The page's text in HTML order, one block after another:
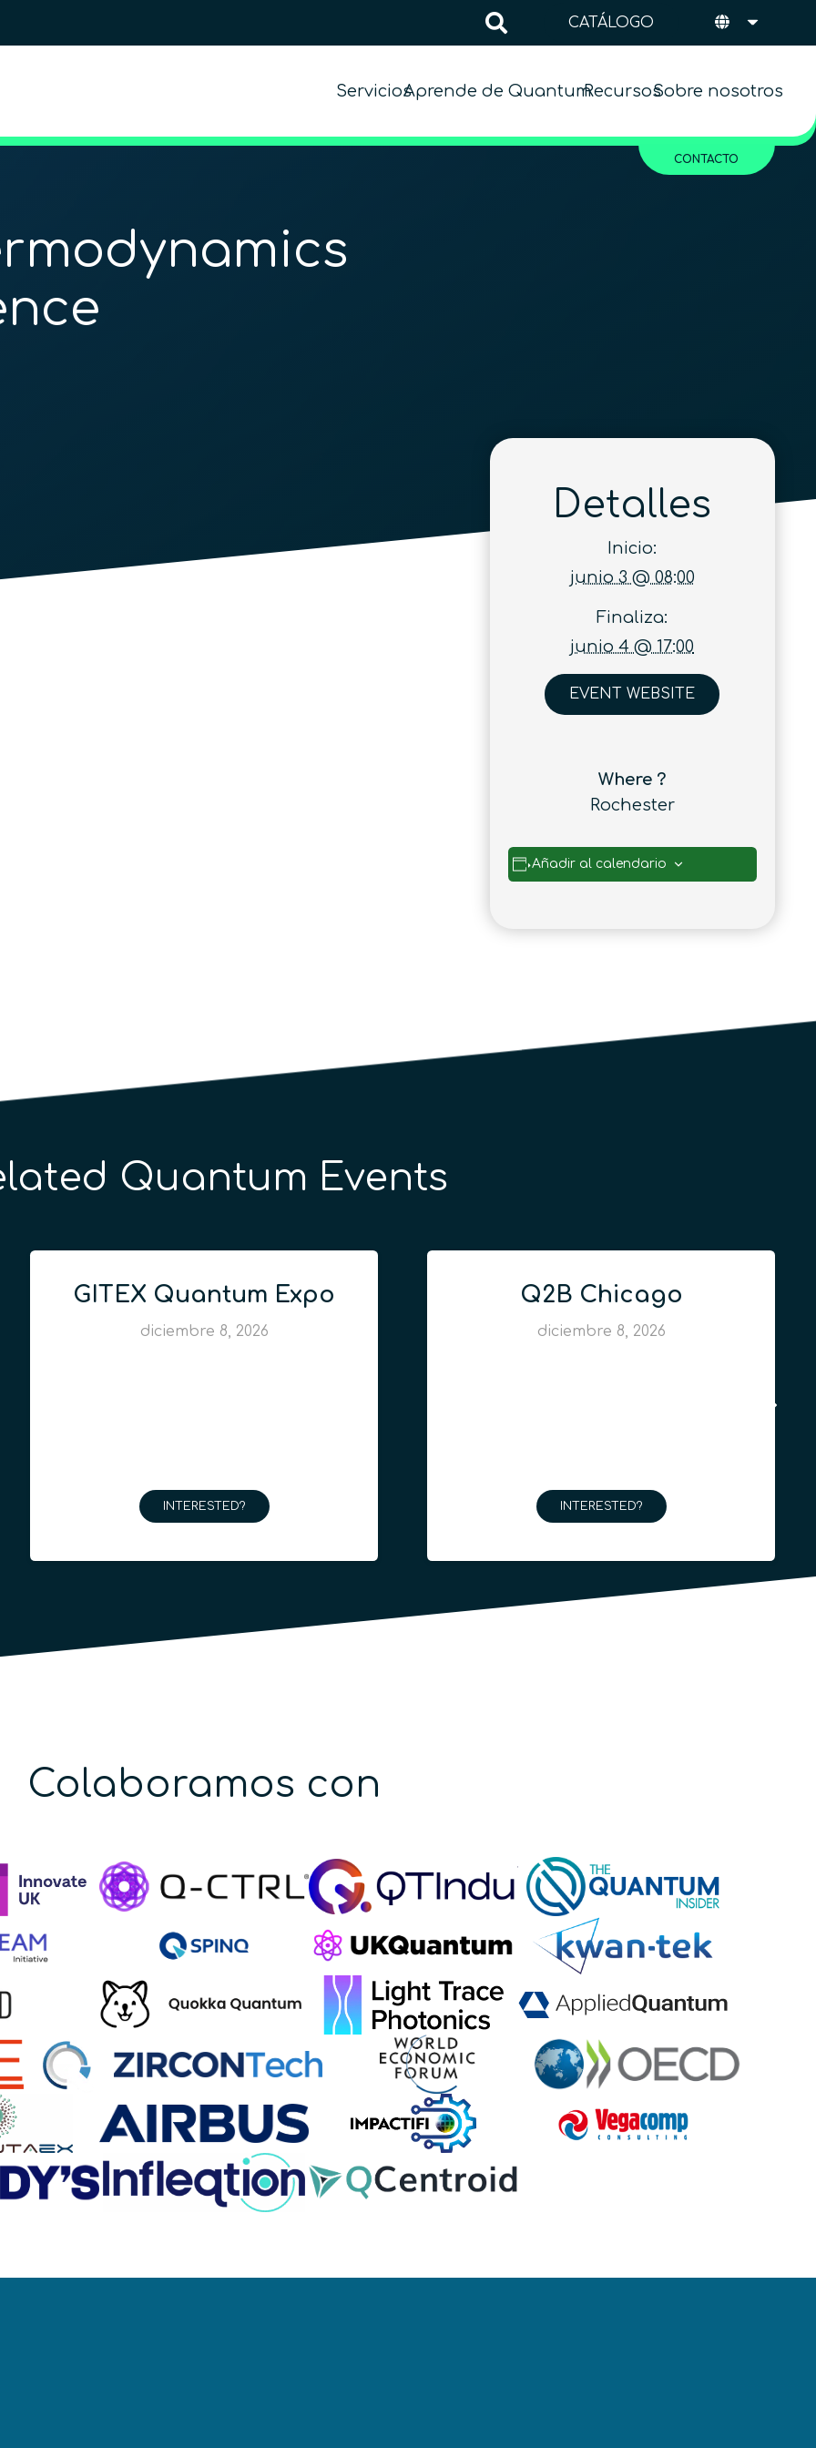
CATÁLOGO
ServiciosAprende de QuantumRecursosSobre nosotros
CONTACTO
Detalles
Inicio:
junio 3 @ 08:00
Finaliza:
junio 4 @ 17:00
EVENT WEBSITE
Where ?
Rochester
Añadir al calendario
Quantum Events
GITEX Quantum Expo
diciembre 8, 2026
INTERESTED?
Q2B Chicago
diciembre 8, 2026
INTERESTED?
Colaboramos con